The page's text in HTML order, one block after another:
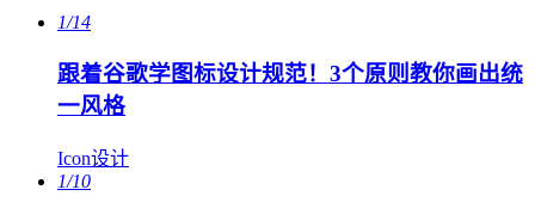
1/14
跟着谷歌学图标设计规范！3个原则教你画出统
一风格
Icon设计
1/10